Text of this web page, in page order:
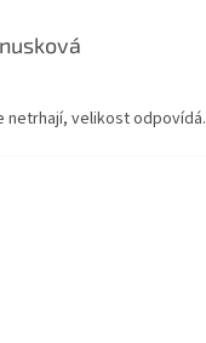
je 5 z 5 hvězdiček.
netrhají, velikost odpovídá.